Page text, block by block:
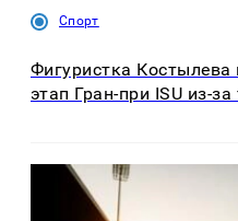
Спорт
Фигуристка
этап Гран-при ISU из-